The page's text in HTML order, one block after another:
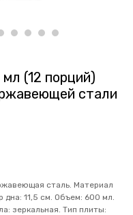
(12 порций)
стали
сталь. Материал
11,5 см. Объем: 600 мл.
зеркальная. Тип плиты: